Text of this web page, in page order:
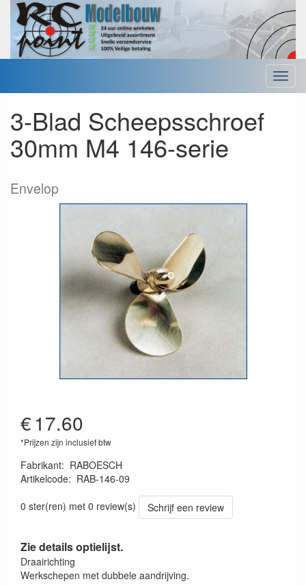
Menu
3-Blad Scheepsschroef
30mm M4 146-serie
Envelop
€17.60
*Prijzen zijn inclusief btw
Fabrikant: RABOESCH
Artikelcode: RAB-146-09
0 ster(ren) met 0 review(s)
Schrijf een review
Zie details optielijst.
Draairichting
Werkschepen met dubbele aandrijving.